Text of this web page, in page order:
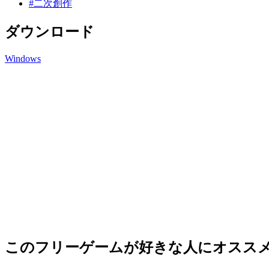
#二次創作
ダウンロード
Windows
このフリーゲームが好きな人にオスス